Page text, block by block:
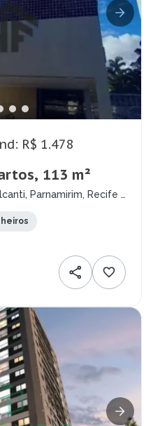
R$ 1.478
113 m²
Parnamirim, Recife -